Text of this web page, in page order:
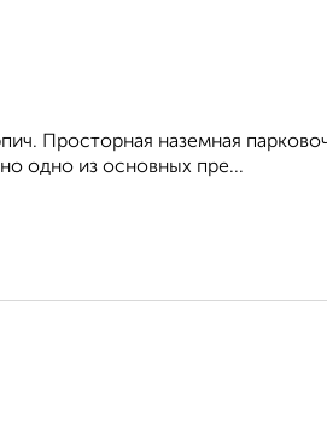
Просторная наземная
одно из основных пре...